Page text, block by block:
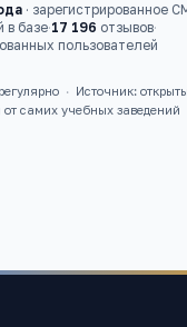
· зарегистрированное
в базе·17 196 отзывов·
пользователей
·
Источник:
самих учебных заведений